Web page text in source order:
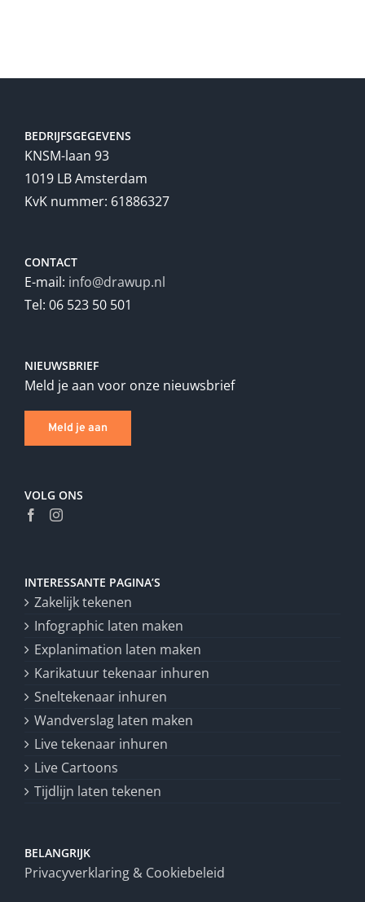
BEDRIJFSGEGEVENS
KNSM-laan 93
1019 LB Amsterdam
KvK nummer: 61886327
CONTACT
E-mail: info@drawup.nl
Tel: 06 523 50 501
NIEUWSBRIEF
Meld je aan voor onze nieuwsbrief
Meld je aan
VOLG ONS
INTERESSANTE PAGINA’S
Zakelijk tekenen
Infographic laten maken
Explanimation laten maken
Karikatuur tekenaar inhuren
Sneltekenaar inhuren
Wandverslag laten maken
Live tekenaar inhuren
Live Cartoons
Tijdlijn laten tekenen
BELANGRIJK
Privacyverklaring & Cookiebeleid